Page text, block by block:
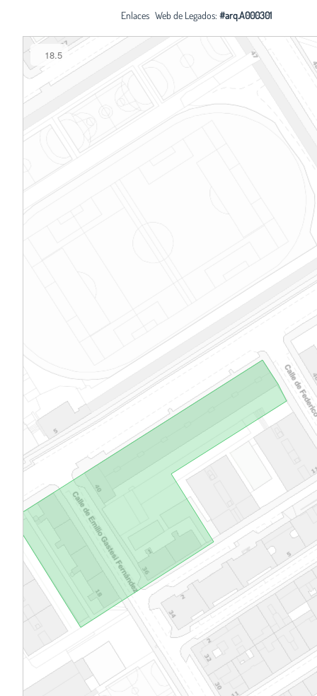
extremo occidental del bloque, y se
fachadas de un extremo a otro. A pesar de
desmesura de su planteamiento, que lo
con algunas unidades de habitación
bloque tiene el interés de plasmar el
real a algunas propuestas utópicas
Movimiento Moderno, que sus autores ya
planteado cinco años antes en su primer
realizado para el Hogar del Empleado: dos
lineales de dúplex alternos junto al río
aunque ha perdido la calidad de la textura
aplacada y ha sufrido el acristalamiento de
galerías, el bloque de El Calero conserva su
contundente presencia, que no depende
tamaño, sino de un calculado tratamiento
volumen y la definición y escala de los
Enlaces Web de Legados: #arq.A000301
18.5